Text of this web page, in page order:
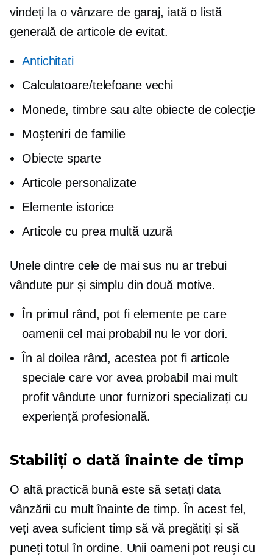
vindeți la o vânzare de garaj, iată o listă
generală de articole de evitat.
Antichitati
Calculatoare/telefoane vechi
Monede, timbre sau alte obiecte de colecție
Moșteniri de familie
Obiecte sparte
Articole personalizate
Elemente istorice
Articole cu prea multă uzură
Unele dintre cele de mai sus nu ar trebui
vândute pur și simplu din două motive.
În primul rând, pot fi elemente pe care
oamenii cel mai probabil nu le vor dori.
În al doilea rând, acestea pot fi articole
speciale care vor avea probabil mai mult
profit vândute unor furnizori specializați cu
experiență profesională.
Stabiliți o dată înainte de timp
O altă practică bună este să setați data
vânzării cu mult înainte de timp. În acest fel,
veți avea suficient timp să vă pregătiți și să
puneți totul în ordine. Unii oameni pot reuși cu